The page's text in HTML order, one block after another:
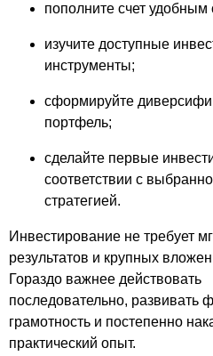
пополните счет удобным
изучите доступные
инструменты;
сформируйте
портфель;
сделайте первые
соответствии с
стратегией.
Инвестирование не требует
результатов и крупных
Гораздо важнее действовать
последовательно, развивать
грамотность и постепенно
практический опыт.